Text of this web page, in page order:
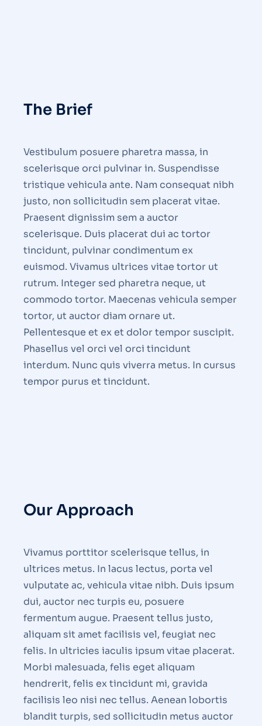
The Brief
Vestibulum posuere pharetra massa, in
scelerisque orci pulvinar in. Suspendisse
tristique vehicula ante. Nam consequat nibh
justo, non sollicitudin sem placerat vitae.
Praesent dignissim sem a auctor
scelerisque. Duis placerat dui ac tortor
tincidunt, pulvinar condimentum ex
euismod. Vivamus ultrices vitae tortor ut
rutrum. Integer sed pharetra neque, ut
commodo tortor. Maecenas vehicula semper
tortor, ut auctor diam ornare ut.
Pellentesque et ex et dolor tempor suscipit.
Phasellus vel orci vel orci tincidunt
interdum. Nunc quis viverra metus. In cursus
tempor purus et tincidunt.
Our Approach
Vivamus porttitor scelerisque tellus, in
ultrices metus. In lacus lectus, porta vel
vulputate ac, vehicula vitae nibh. Duis ipsum
dui, auctor nec turpis eu, posuere
fermentum augue. Praesent tellus justo,
aliquam sit amet facilisis vel, feugiat nec
felis. In ultricies iaculis ipsum vitae placerat.
Morbi malesuada, felis eget aliquam
hendrerit, felis ex tincidunt mi, gravida
facilisis leo nisi nec tellus. Aenean lobortis
blandit turpis, sed sollicitudin metus auctor